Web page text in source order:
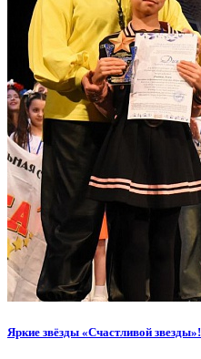
Яркие звёзды «Счастливой звезды»!